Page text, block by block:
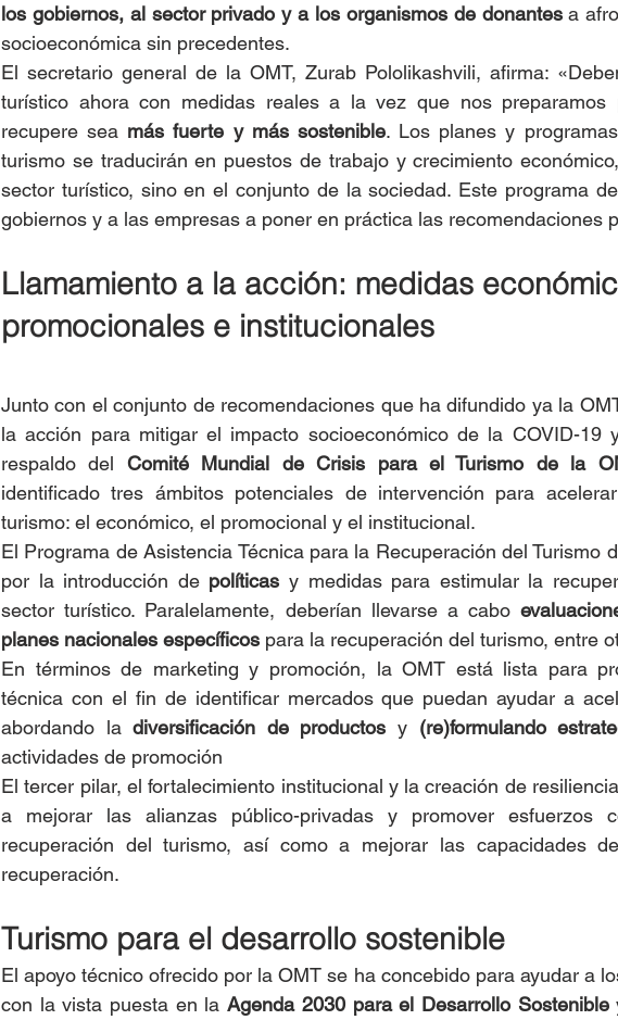
los gobiernos, al sector privado y a los organismos de donantes a
socioeconómica sin precedentes.
El secretario general de la OMT, Zurab Pololikashvili, afirma:
turístico ahora con medidas reales a la vez que nos preparamos
recupere sea más fuerte y más sostenible. Los planes y
turismo se traducirán en puestos de trabajo y crecimiento
sector turístico, sino en el conjunto de la sociedad. Este programa
gobiernos y a las empresas a poner en práctica las recomendaciones
Llamamiento a la acción: medidas
promocionales e institucionales
Junto con el conjunto de recomendaciones que ha difundido ya la
la acción para mitigar el impacto socioeconómico de la COVID-19
respaldo del Comité Mundial de Crisis para el Turismo de la
identificado tres ámbitos potenciales de intervención para
turismo: el económico, el promocional y el institucional.
El Programa de Asistencia Técnica para la Recuperación del Turismo
por la introducción de políticas y medidas para estimular la
sector turístico. Paralelamente, deberían llevarse a cabo
planes nacionales específicos para la recuperación del turismo, entre
En términos de marketing y promoción, la OMT está lista para
técnica con el fin de identificar mercados que puedan ayudar a
abordando la diversificación de productos y (re)formulando
actividades de promoción
El tercer pilar, el fortalecimiento institucional y la creación de
a mejorar las alianzas público-privadas y promover esfuerzos
recuperación del turismo, así como a mejorar las capacidades
recuperación.
Turismo para el desarrollo sostenible
El apoyo técnico ofrecido por la OMT se ha concebido para ayudar a
con la vista puesta en la Agenda 2030 para el Desarrollo Sostenible